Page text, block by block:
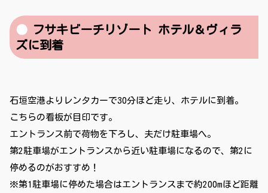
フサキビーチリゾート ホテル＆ヴィラ
ズに到着
石垣空港よりレンタカーで30分ほど走り、ホテルに到着。
こちらの看板が目印です。
エントランス前で荷物を下ろし、夫だけ駐車場へ。
第2駐車場がエントランスから近い駐車場になるので、第2に
停めるのがおすすめ！
※第1駐車場に停めた場合はエントランスまで約200mほど距離